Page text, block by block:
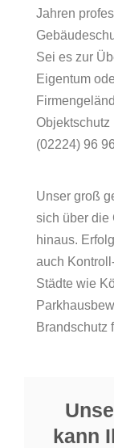
Jahren
Sei es zur
Eigentum
Objektschutz
(02224) 96
Unser groß
sich über die
hinaus.
auch
Städte wie
Brandschutz
kann